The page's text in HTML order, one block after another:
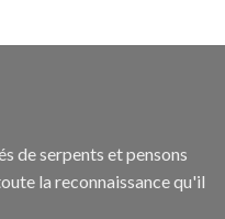
de serpents et pensons
la reconnaissance qu'il